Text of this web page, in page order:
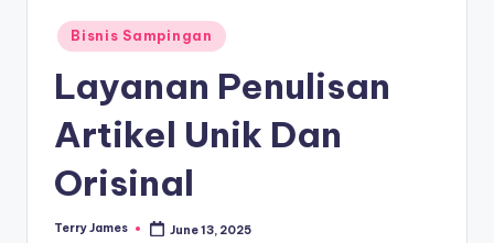
Posted
in
Bisnis Sampingan
Layanan Penulisan
Artikel Unik Dan
Orisinal
Posted
Terry James June 13, 2025